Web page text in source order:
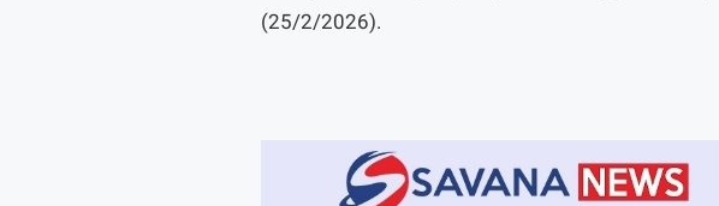
(25/2/2026).